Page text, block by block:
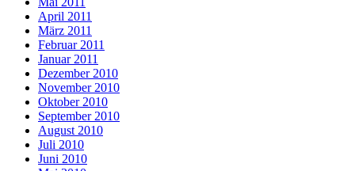
April 2011
März 2011
Februar 2011
Januar 2011
Dezember 2010
November 2010
Oktober 2010
September 2010
August 2010
Juli 2010
Juni 2010